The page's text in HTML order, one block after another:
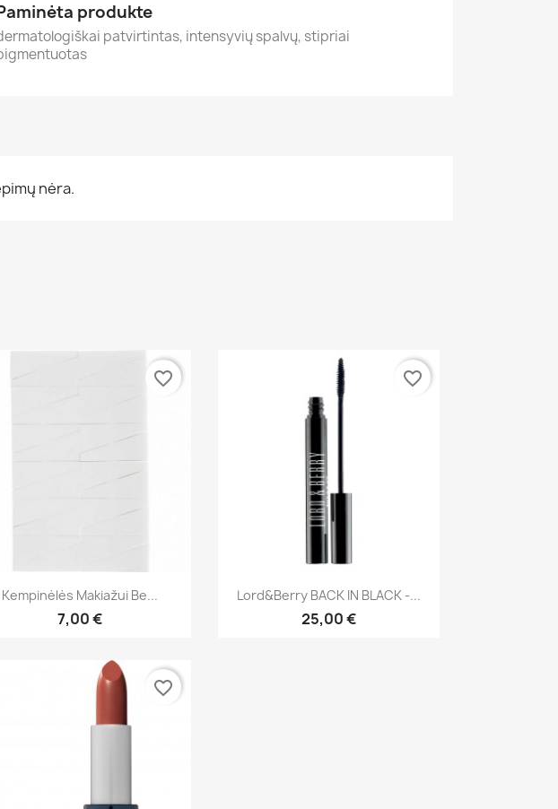
produkte
patvirtintas, intensyvių spalvų, stipriai
nėra.
Greita peržiūra
Kempinėlės Makiažui Be...
7,00 €
favorite_border
Greita peržiūra
Lord&Berry BACK IN BLACK -...
25,00 €
favorite_border
favorite_border